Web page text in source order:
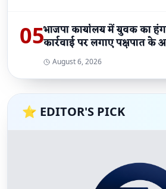
05भाजपा कार्यालय में युवक का
कार्रवाई पर लगाए पक्षपात के
August 6, 2026
⭐ EDITOR'S PICK